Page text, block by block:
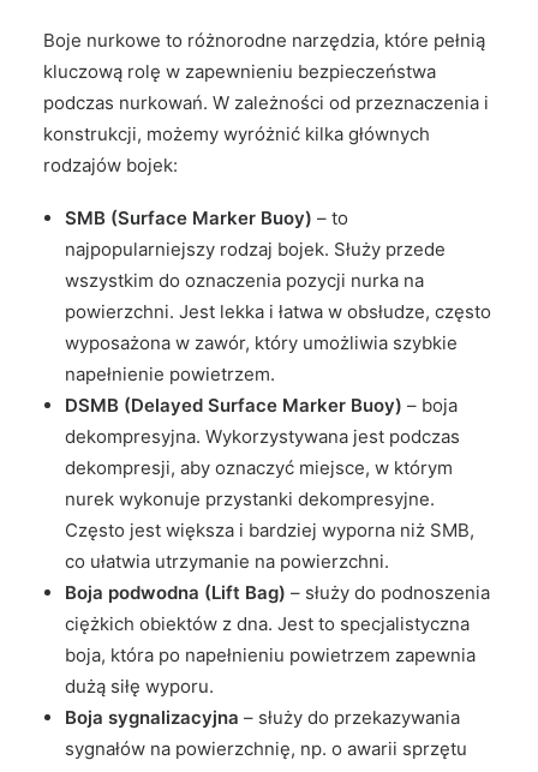
Boje nurkowe to różnorodne narzędzia, które pełnią
kluczową rolę w zapewnieniu bezpieczeństwa
podczas nurkowań. W zależności od przeznaczenia i
konstrukcji, możemy wyróżnić kilka głównych
rodzajów bojek:
SMB (Surface Marker Buoy) – to
najpopularniejszy rodzaj bojek. Służy przede
wszystkim do oznaczenia pozycji nurka na
powierzchni. Jest lekka i łatwa w obsłudze, często
wyposażona w zawór, który umożliwia szybkie
napełnienie powietrzem.
DSMB (Delayed Surface Marker Buoy) – boja
dekompresyjna. Wykorzystywana jest podczas
dekompresji, aby oznaczyć miejsce, w którym
nurek wykonuje przystanki dekompresyjne.
Często jest większa i bardziej wyporna niż SMB,
co ułatwia utrzymanie na powierzchni.
Boja podwodna (Lift Bag) – służy do podnoszenia
ciężkich obiektów z dna. Jest to specjalistyczna
boja, która po napełnieniu powietrzem zapewnia
dużą siłę wyporu.
Boja sygnalizacyjna – służy do przekazywania
sygnałów na powierzchnię, np. o awarii sprzętu